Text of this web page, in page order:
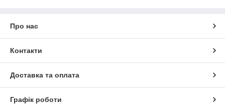
Про нас
Контакти
Доставка та оплата
Графік роботи